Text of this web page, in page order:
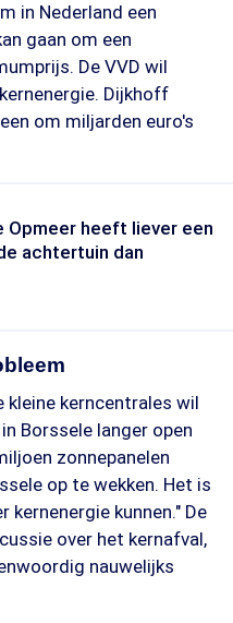
in Nederland een
gaan om een
De VVD wil
Dijkhoff
om miljarden euro's
Opmeer heeft liever een
achtertuin dan
kerncentrales wil
Borssele langer open
zonnepanelen
op te wekken. Het is
kunnen." De
over het kernafval,
nauwelijks